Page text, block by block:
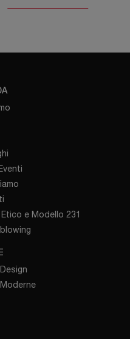
e Modello 231